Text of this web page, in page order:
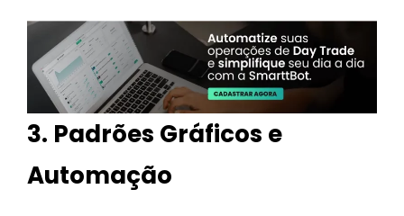
3. Padrões Gráficos e
Automação